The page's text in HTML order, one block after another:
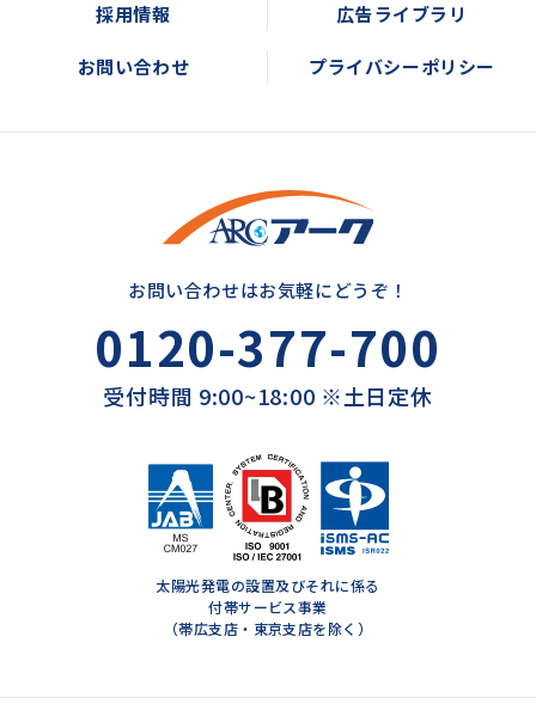
採用情報 広告ライブラリ
お問い合わせ プライバシーポリシー
お問い合わせはお気軽にどうぞ！
0120-377-700
受付時間 9:00~18:00 ※土日定休
太陽光発電の設置及びそれに係る
付帯サービス事業
（帯広支店・東京支店を除く）